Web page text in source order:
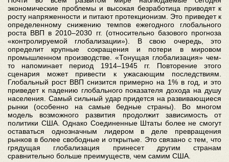
экономические проблемы и высокая безработица приводят к
росту напряженности и питают протекционизм. Это приведет к
определенному снижению темпов ежегодного глобального
роста ВВП в 2010–2030 гг. (относительно базового прогноза
«контролируемой глобализации»). В свою очередь, это
определит крупные сокращения и потери в мировом
промышленном производстве. «Тонущая глобализация» чем-
то напоминает период 1914–1945 гг. Повторение этого
сценария может привести к ужасающим последствиям.
Глобальный рост ВВП снизится примерно на 1% в год, и это
приведет к падению глобального показателя дохода на душу
населения. Самый сильный удар придется на развивающиеся
рынки (особенно на самые бедные страны). Во многом
модель возможного развития продолжит зависимость от
политики США. Однако Соединенные Штаты более не смогут
оставаться однозначным лидером в деле превращения
рынков в более свободные и открытые. Это связано с тем, что
грядущая глобализация принесет другим странам
сравнительно больше преимуществ, чем самим США.